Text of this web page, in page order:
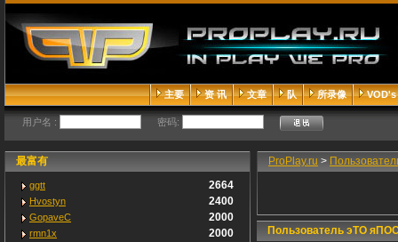
主要 资 讯 文章 队 所录像 VOD's
用户名 : 密码:
最富有
ggtt 2664
Hvostyn 2400
GopaveC 2000
rmn1x 2000
ProPlay.ru >
Пользователь эТО